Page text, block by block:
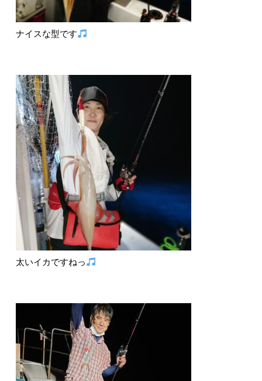
ナイスな型です
太いイカですねっ